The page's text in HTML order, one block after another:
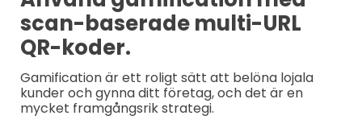
scan-baserade multi-URL
QR-koder.
Gamification är ett roligt sätt att belöna lojala
kunder och gynna ditt företag, och det är en
mycket framgångsrik strategi.